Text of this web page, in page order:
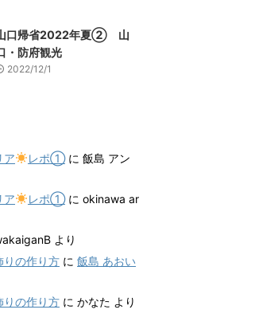
口帰省2022年夏② 山
・防府観光
2022/12/1
ア レポ①に 飯島 アン
ア
レポ①に okinawa ar
より
りの作り方 に 飯島 あおい
りの作り方 に かなた より